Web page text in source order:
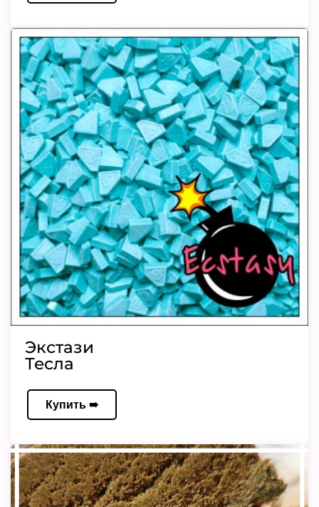
Экстази
Тесла
Купить ➠